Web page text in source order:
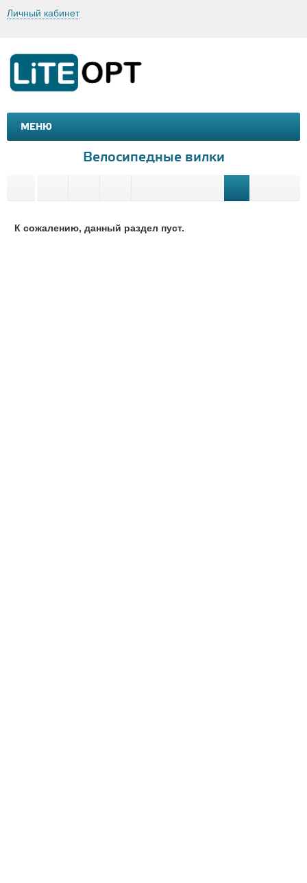
Личный кабинет
МЕНЮ
МАШИНКИ И МОТОЦИКЛЫ
Велосипедные вилки
К сожалению, данный раздел пуст.